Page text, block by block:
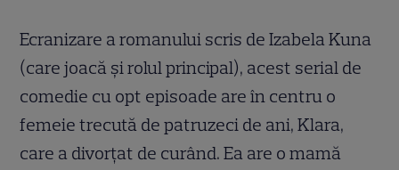
Ecranizare a romanului scris de Izabela Kuna
(care joacă și rolul principal), acest serial de
comedie cu opt episoade are în centru o
femeie trecută de patruzeci de ani, Klara,
care a divorțat de curând. Ea are o mamă